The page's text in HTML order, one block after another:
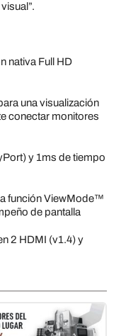
nativa Full HD
una visualización
conectar monitores
y 1ms de tiempo
función ViewMode™
de pantalla
2 HDMI (v1.4) y